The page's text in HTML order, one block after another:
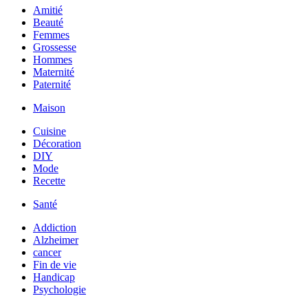
Amitié
Beauté
Femmes
Grossesse
Hommes
Maternité
Paternité
Maison
Cuisine
Décoration
DIY
Mode
Recette
Santé
Addiction
Alzheimer
cancer
Fin de vie
Handicap
Psychologie